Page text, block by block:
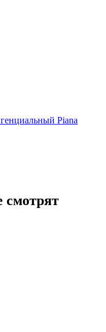
смотрят